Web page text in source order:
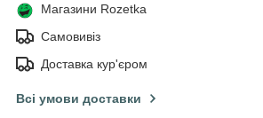
Магазини Rozetka
Самовивіз
Доставка кур'єром
Всі умови доставки